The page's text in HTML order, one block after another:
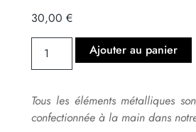
30,00 €
Ajouter au panier
Tous les éléments métalliques
confectionnée à la main dans